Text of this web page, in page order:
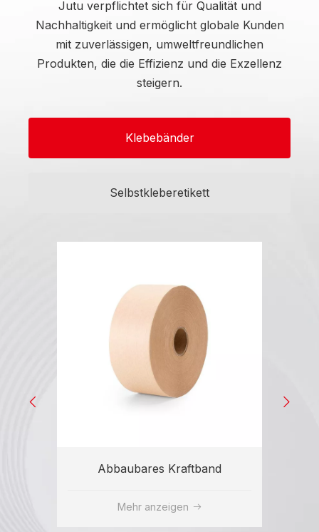
Jutu verpflichtet sich für Qualität und
Nachhaltigkeit und ermöglicht globale Kunden
mit zuverlässigen, umweltfreundlichen
Produkten, die die Effizienz und die Exzellenz
steigern.
Klebebänder
Selbstkleberetikett
Abbaubares Kraftband
Mehr anzeigen